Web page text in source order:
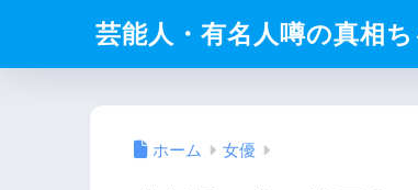
芸能人・有名人噂の真相
ホーム 女優